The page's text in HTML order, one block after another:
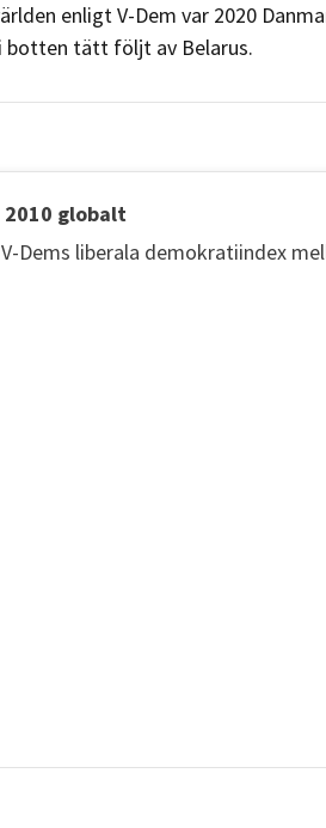
enligt V-Dem var 2020
botten tätt följt av Belarus.
globalt
Dems liberala demokratiindex